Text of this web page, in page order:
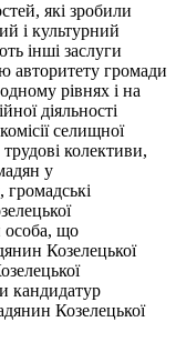
які зробили
і культурний
інші заслуги
авторитету громади
рівнях і на
діяльності
селищної
колективи,
у
особа, що
Козелецької
кандидатур
Козелецької